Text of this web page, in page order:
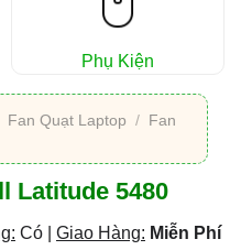
Phụ Kiện
Fan Quạt Laptop / Fan
Latitude 5480
Có | Giao Hàng: Miễn Phí